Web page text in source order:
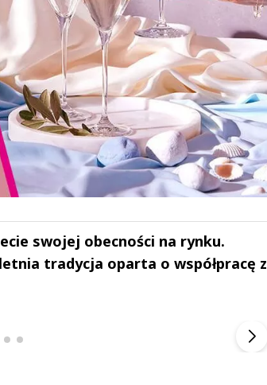
swojej obecności na rynku.
tradycja oparta o współpracę z